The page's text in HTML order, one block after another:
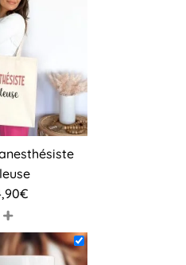
€
+